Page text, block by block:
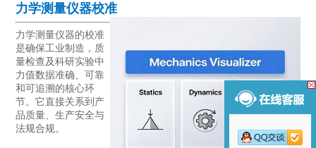
力学测量仪器校准
力学测量仪器的校准
是确保工业制造，质
量检查及科研实验中
力值数据准确、可靠
和可追溯的核心环
节。它直接关系到产
品质量、生产安全与
法规合规。